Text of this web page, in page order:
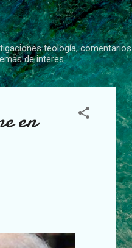
teología, comentarios
de interes
en